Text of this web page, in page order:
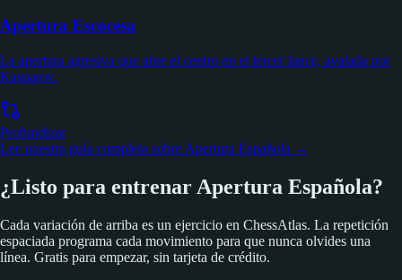
Apertura Escocesa
La apertura agresiva que abre el centro en el tercer lance, avalada por
Kasparov.
Profundizar
Lee nuestra guía completa sobre Apertura Española →
¿Listo para entrenar Apertura Española?
Cada variación de arriba es un ejercicio en ChessAtlas. La repetición
espaciada programa cada movimiento para que nunca olvides una
línea. Gratis para empezar, sin tarjeta de crédito.